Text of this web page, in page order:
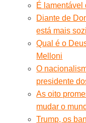
É lamentável
Diante de
está mais
Qual é o
Melloni
O
presidente
As oito
mudar o
Trump, os